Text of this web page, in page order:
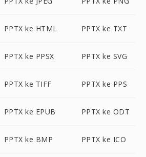
PPTX ke HTML PPTX ke TXT
PPTX ke PPSX PPTX ke SVG
PPTX ke TIFF PPTX ke PPS
PPTX ke EPUB PPTX ke ODT
PPTX ke BMP PPTX ke ICO